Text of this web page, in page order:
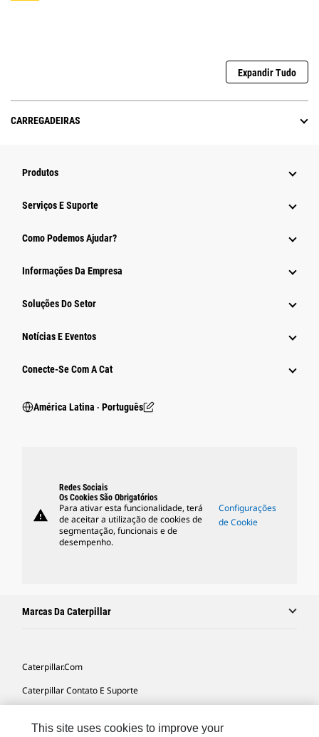
Expandir Tudo
CARREGADEIRAS
Produtos
Serviços E Suporte
Como Podemos Ajudar?
Informações Da Empresa
Soluções Do Setor
Notícias E Eventos
Conecte-Se Com A Cat
América Latina ‧ Português
warning
Redes Sociais
Os Cookies São Obrigatórios
Para ativar esta funcionalidade, terá
de aceitar a utilização de cookies de
segmentação, funcionais e de
desempenho.
Configurações
de Cookie
Marcas Da Caterpillar
Caterpillar.com
Caterpillar Contato E Suporte
This site uses cookies to improve your